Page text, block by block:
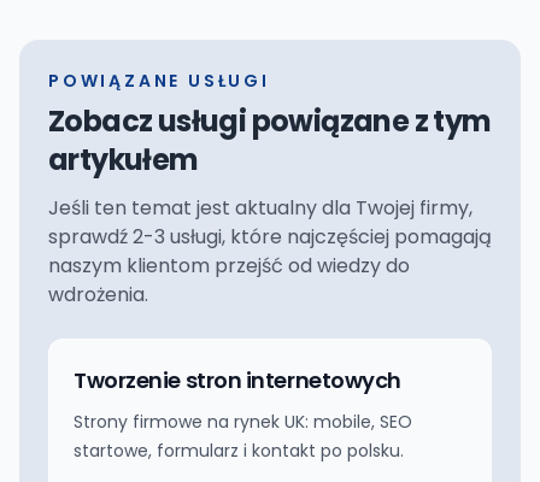
POWIĄZANE USŁUGI
Zobacz usługi powiązane z tym
artykułem
Jeśli ten temat jest aktualny dla Twojej firmy,
sprawdź 2-3 usługi, które najczęściej pomagają
naszym klientom przejść od wiedzy do
wdrożenia.
Tworzenie stron internetowych
Strony firmowe na rynek UK: mobile, SEO
startowe, formularz i kontakt po polsku.